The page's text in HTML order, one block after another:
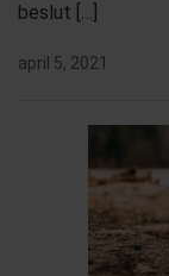
beslut […]
april 5, 2021